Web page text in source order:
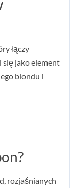
łączy
się jako element
blondu i
rozjaśnianych